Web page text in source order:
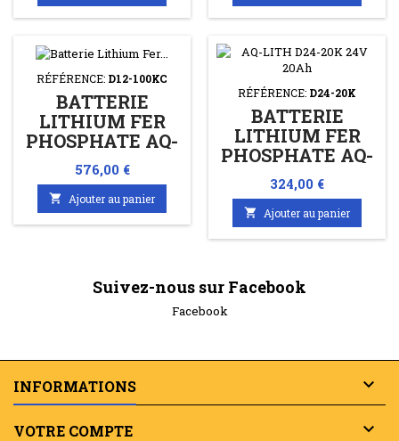
RÉFÉRENCE: D12-100KC
BATTERIE
LITHIUM FER
PHOSPHATE AQ-
LITH D12-100KC
12V 100AH
Prix
576,00 €
 Ajouter au panier
RÉFÉRENCE: D24-20K
BATTERIE
LITHIUM FER
PHOSPHATE AQ-
LITH D24-20K
24V 20AH
Prix
324,00 €
 Ajouter au panier
Suivez-nous sur Facebook
Facebook
INFORMATIONS 
VOTRE COMPTE 